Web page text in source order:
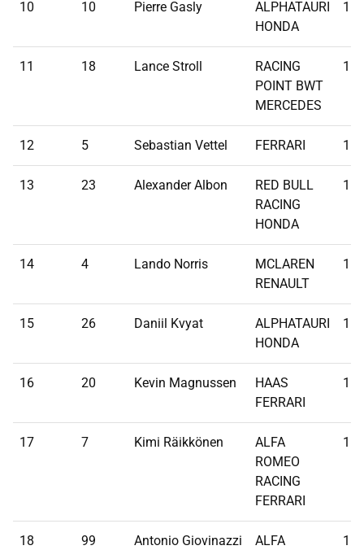
10 10 Pierre Gasly
ALPHATAURI
HONDA
11 18 Lance Stroll
RACING
POINT BWT
MERCEDES
12 5 Sebastian Vettel FERRARI
13 23 Alexander Albon
RED BULL
RACING
HONDA
14 4 Lando Norris
MCLAREN
RENAULT
15 26 Daniil Kvyat
ALPHATAURI
HONDA
16 20 Kevin Magnussen
HAAS
FERRARI
17 7 Kimi Räikkönen
ALFA
ROMEO
RACING
FERRARI
18 99 Antonio Giovinazzi
ALFA